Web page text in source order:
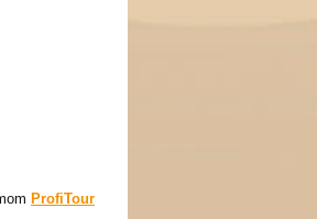
ProfiTour